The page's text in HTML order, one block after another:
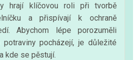
hrají klíčovou roli při tvorbě
a přispívají k ochraně
Abychom lépe porozuměli
pocházejí, je důležité
kde se pěstují.